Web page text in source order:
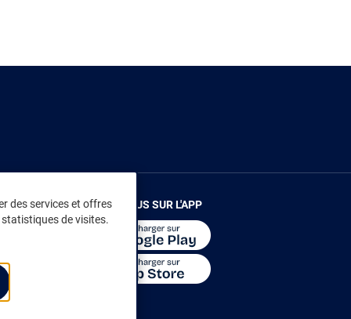
RENDEZ-VOUS SUR L'APP
des services et offres
de visites.